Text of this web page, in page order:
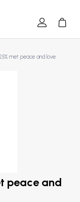
met peace and love
peace and